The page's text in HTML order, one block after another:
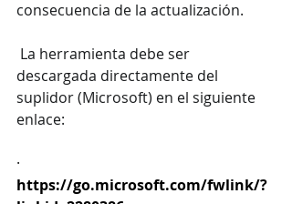
consecuencia de la actualización.
La herramienta debe ser
descargada directamente del
suplidor (Microsoft) en el siguiente
enlace:
·
https://go.microsoft.com/fwlink/?